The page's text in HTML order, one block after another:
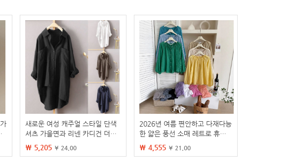
새로운 여성 캐주얼 스타일 단색
셔츠 가을면과 리넨 카디건 더블
포켓 긴 소매 탑 7 색 8 크기
₩ 5,205 ¥ 24.00
2026년 여름 편안하고 다재다능
한 얇은 풍선 소매 레트로 휴가
스타일 면마 섬유 자외선 차단
셔츠 여성용 상의 트렌디
₩ 4,555 ¥ 21.00